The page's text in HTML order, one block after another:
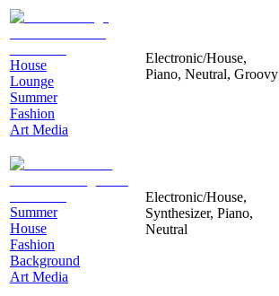
House
Lounge
Summer
Fashion
Art Media
Electronic/House,
Piano, Neutral, Groovy
Summer
House
Fashion
Background
Art Media
Electronic/House,
Synthesizer, Piano,
Neutral